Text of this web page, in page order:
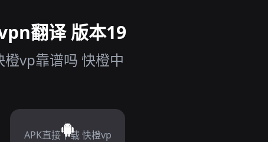
翻译 版本19
vp靠谱吗 快橙中
APK直接下载 快橙vp